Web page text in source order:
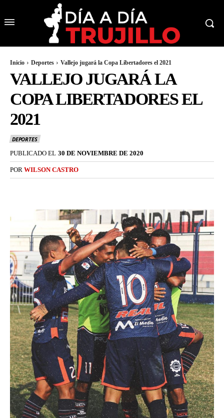
Inicio Deportes Vallejo jugará la Copa Libertadores el 2021
VALLEJO JUGARÁ LA
COPA LIBERTADORES EL
2021
DEPORTES
PUBLICADO EL 30 DE NOVIEMBRE DE 2020
POR WILSON CASTRO